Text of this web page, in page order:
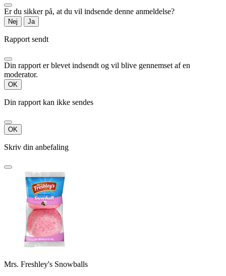
Er du sikker på, at du vil indsende denne anmeldelse?
Nej Ja
Rapport sendt
Din rapport er blevet indsendt og vil blive gennemset af en
moderator.
OK
Din rapport kan ikke sendes
OK
Skriv din anbefaling
Mrs. Freshley's Snowballs